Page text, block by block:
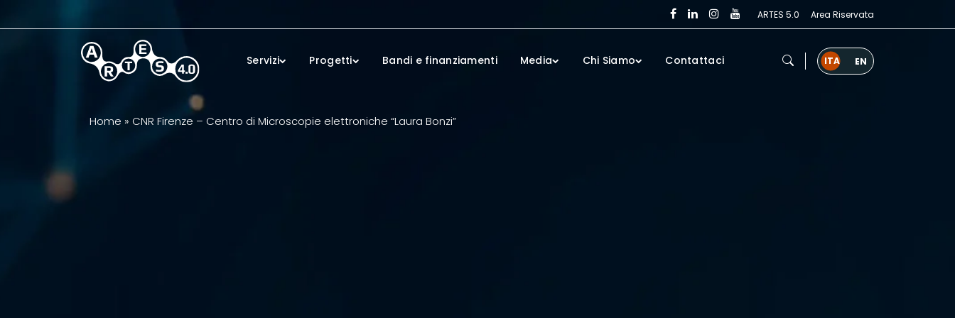
ARTES 5.0 Area Riservata
Servizi Progetti Bandi e finanziamenti Media Chi Siamo Contattaci
Home » CNR Firenze – Centro di Microscopie elettroniche “Laura Bonzi”